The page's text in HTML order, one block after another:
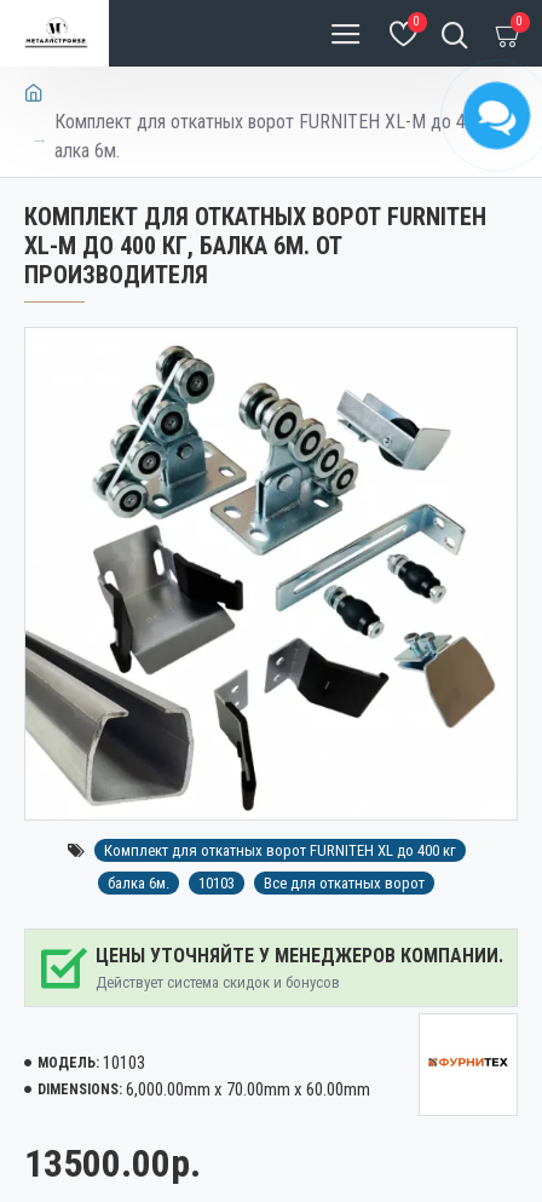
0 0
Комплект для откатных ворот FURNITEH XL-M до 400 кг, б
алка 6м.
КОМПЛЕКТ ДЛЯ ОТКАТНЫХ ВОРОТ FURNITEH
XL-M ДО 400 КГ, БАЛКА 6М. ОТ
ПРОИЗВОДИТЕЛЯ
Комплект для откатных ворот FURNITEH XL до 400 кг
балка 6м.
10103 Все для откатных ворот
ЦЕНЫ УТОЧНЯЙТЕ У МЕНЕДЖЕРОВ КОМПАНИИ.
Действует система скидок и бонусов
МОДЕЛЬ: 10103
DIMENSIONS: 6,000.00mm x 70.00mm x 60.00mm
13500.00р.